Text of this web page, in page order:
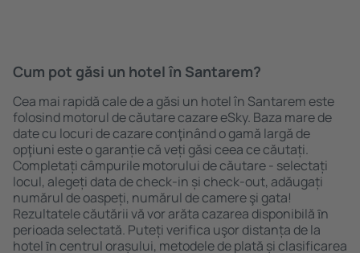
Cum pot găsi un hotel în Santarem?
Cea mai rapidă cale de a găsi un hotel în Santarem este
folosind motorul de căutare cazare eSky. Baza mare de
date cu locuri de cazare conţinând o gamă largă de
opţiuni este o garanție că veți găsi ceea ce căutați.
Completați câmpurile motorului de căutare - selectați
locul, alegeți data de check-in și check-out, adăugați
numărul de oaspeți, numărul de camere şi gata!
Rezultatele căutării vă vor arăta cazarea disponibilă ȋn
perioada selectată. Puteți verifica uşor distanța de la
hotel ȋn centrul orașului, metodele de plată și clasificarea